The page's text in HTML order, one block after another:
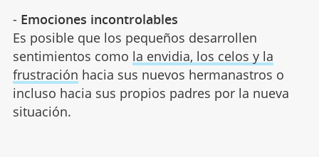
- Emociones incontrolables
Es posible que los pequeños desarrollen
sentimientos como la envidia, los celos y la
frustración hacia sus nuevos hermanastros o
incluso hacia sus propios padres por la nueva
situación.